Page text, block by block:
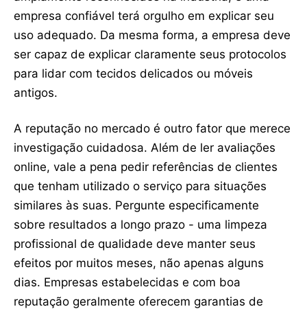
empresa confiável terá orgulho em explicar seu
uso adequado. Da mesma forma, a empresa deve
ser capaz de explicar claramente seus protocolos
para lidar com tecidos delicados ou móveis
antigos.
A reputação no mercado é outro fator que merece
investigação cuidadosa. Além de ler avaliações
online, vale a pena pedir referências de clientes
que tenham utilizado o serviço para situações
similares às suas. Pergunte especificamente
sobre resultados a longo prazo - uma limpeza
profissional de qualidade deve manter seus
efeitos por muitos meses, não apenas alguns
dias. Empresas estabelecidas e com boa
reputação geralmente oferecem garantias de